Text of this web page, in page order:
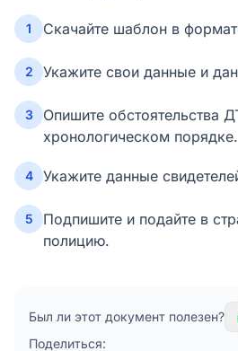
1 Скачайте шаблон в
2 Укажите свои данные и
3
Опишите обстоятельства
хронологическом порядке.
4 Укажите данные
5
Подпишите и подайте в
полицию.
Был ли этот документ полезен?
Поделиться: